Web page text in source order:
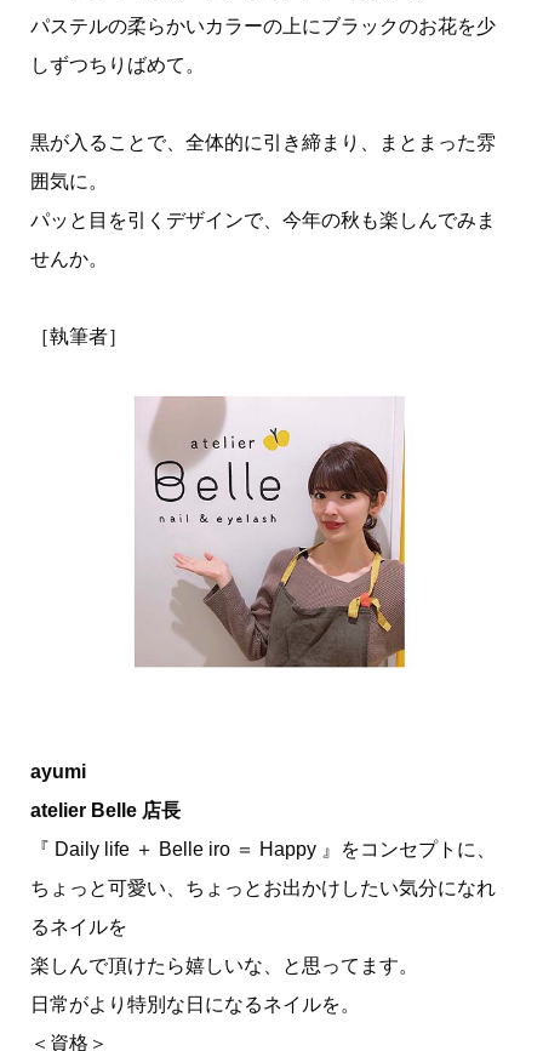
パステルの柔らかいカラーの上にブラックのお花を少
しずつちりばめて。
黒が入ることで、全体的に引き締まり、まとまった雰
囲気に。
パッと目を引くデザインで、今年の秋も楽しんでみま
せんか。
［執筆者］
ayumi
atelier Belle 店長
『 Daily life ＋ Belle iro ＝ Happy 』をコンセプトに、
ちょっと可愛い、ちょっとお出かけしたい気分になれ
るネイルを
楽しんで頂けたら嬉しいな、と思ってます。
日常がより特別な日になるネイルを。
＜資格＞